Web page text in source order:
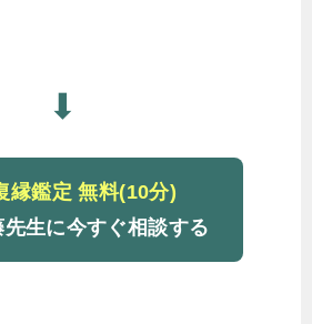
⬇
縁鑑定 無料(10分)
生に今すぐ相談する